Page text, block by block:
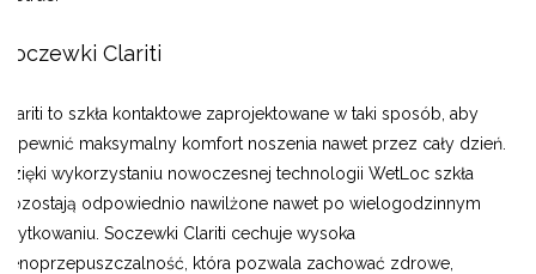
Soczewki Clariti
Clariti to szkła kontaktowe zaprojektowane w taki sposób, aby
zapewnić maksymalny komfort noszenia nawet przez cały dzień.
Dzięki wykorzystaniu nowoczesnej technologii WetLoc szkła
pozostają odpowiednio nawilżone nawet po wielogodzinnym
użytkowaniu. Soczewki Clariti cechuje wysoka
tlenoprzepuszczalność, która pozwala zachować zdrowe,